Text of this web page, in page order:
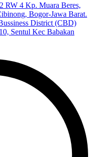
RW 4 Kp. Muara Beres,
Bogor-Jawa Barat.
District (CBD)
Sentul Kec Babakan